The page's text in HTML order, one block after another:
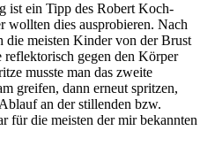
ist ein Tipp des Robert Koch-
wollten dies ausprobieren. Nach
die meisten Kinder von der Brust
gegen den Körper
musste man das zweite
greifen, dann erneut spritzen,
an der stillenden bzw.
für die meisten der mir bekannten